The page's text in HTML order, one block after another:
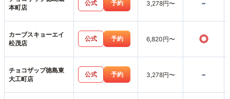
本町店
公式 予約 3,278円〜 -
カーブスキョーエイ
松茂店
公式 予約 6,820円〜 ○
チョコザップ徳島東
大工町店
公式 予約 3,278円〜 -